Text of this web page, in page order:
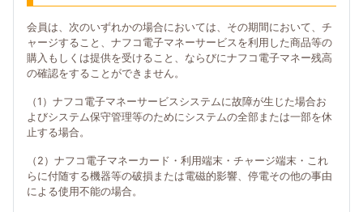
会員は、次のいずれかの場合においては、その期間において、チ
ャージすること、ナフコ電子マネーサービスを利用した商品等の
購入もしくは提供を受けること、ならびにナフコ電子マネー残高
の確認をすることができません。
（1）ナフコ電子マネーサービスシステムに故障が生じた場合お
よびシステム保守管理等のためにシステムの全部または一部を休
止する場合。
（2）ナフコ電子マネーカード・利用端末・チャージ端末・これ
らに付随する機器等の破損または電磁的影響、停電その他の事由
による使用不能の場合。